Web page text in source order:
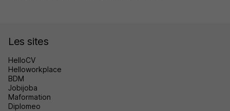
Les sites
HelloCV
Helloworkplace
BDM
Jobijoba
Maformation
Diplomeo